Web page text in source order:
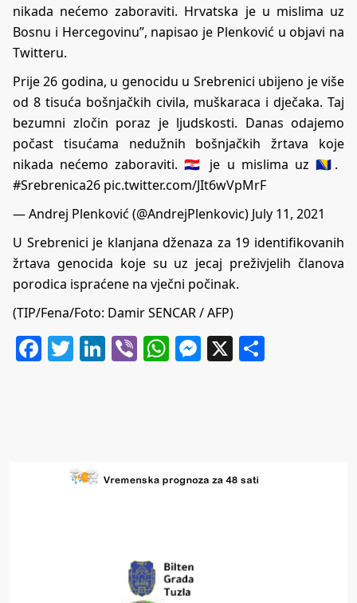
nikada nećemo zaboraviti. Hrvatska je u mislima uz
Bosnu i Hercegovinu”, napisao je Plenković u objavi na
Twitteru.
Prije 26 godina, u genocidu u Srebrenici ubijeno je više
od 8 tisuća bošnjačkih civila, muškaraca i dječaka. Taj
bezumni zločin poraz je ljudskosti. Danas odajemo
počast tisućama nedužnih bošnjačkih žrtava koje
nikada nećemo zaboraviti. 🇭🇷 je u mislima uz 🇧🇦.
#Srebrenica26 pic.twitter.com/JIt6wVpMrF
— Andrej Plenković (@AndrejPlenkovic) July 11, 2021
U Srebrenici je klanjana dženaza za 19 identifikovanih
žrtava genocida koje su uz jecaj preživjelih članova
porodica ispraćene na vječni počinak.
(TIP/Fena/Foto: Damir SENCAR / AFP)
Facebook
Twitter
LinkedIn
ViberWhatsApp
Messenger
X